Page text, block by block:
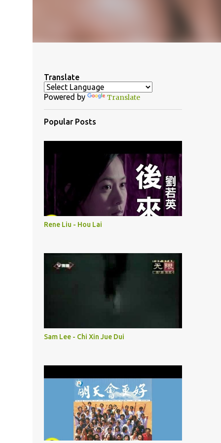
Translate
Powered by Translate
Popular Posts
Rene Liu - Hou Lai
Sam Lee - Chi Xin Jue Dui